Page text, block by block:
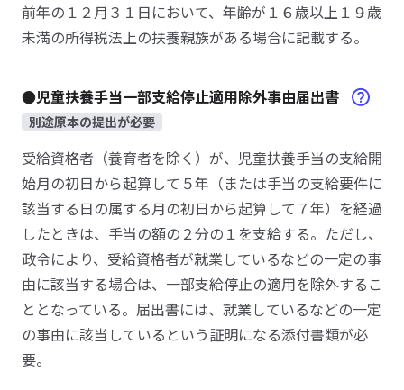
前年の１２月３１日において、年齢が１６歳以上１９歳
未満の所得税法上の扶養親族がある場合に記載する。
●児童扶養手当一部支給停止適用除外事由届出書
別途原本の提出が必要
受給資格者（養育者を除く）が、児童扶養手当の支給開
始月の初日から起算して５年（または手当の支給要件に
該当する日の属する月の初日から起算して７年）を経過
したときは、手当の額の２分の１を支給する。ただし、
政令により、受給資格者が就業しているなどの一定の事
由に該当する場合は、一部支給停止の適用を除外するこ
ととなっている。届出書には、就業しているなどの一定
の事由に該当しているという証明になる添付書類が必
要。